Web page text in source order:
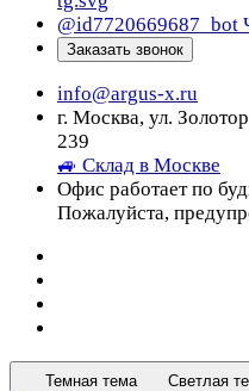
@id7720669687_bot
Заказать звонок
info@argus-x.ru
г. Москва, ул.
239
🚙 Склад в Москве
Офис работает по
Пожалуйста,
Темная тема Светлая